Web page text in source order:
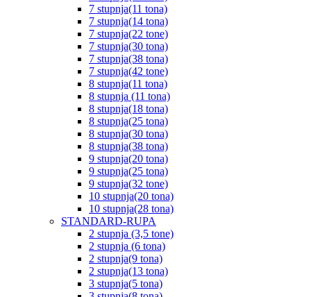
7 stupnja(11 tona)
7 stupnja(14 tona)
7 stupnja(22 tone)
7 stupnja(30 tona)
7 stupnja(38 tona)
7 stupnja(42 tone)
8 stupnja(11 tona)
8 stupnja (11 tona)
8 stupnja(18 tona)
8 stupnja(25 tona)
8 stupnja(30 tona)
8 stupnja(38 tona)
9 stupnja(20 tona)
9 stupnja(25 tona)
9 stupnja(32 tone)
10 stupnja(20 tona)
10 stupnja(28 tona)
STANDARD-RUPA
2 stupnja (3,5 tone)
2 stupnja (6 tona)
2 stupnja(9 tona)
2 stupnja(13 tona)
3 stupnja(5 tona)